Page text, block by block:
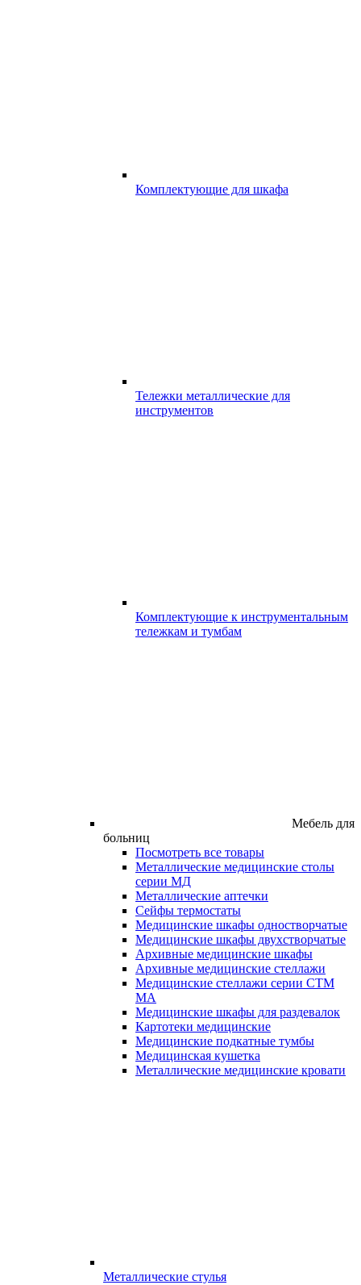
Комплектующие для шкафа
Тележки металлические для
инструментов
Комплектующие к инструментальным
тележкам и тумбам
Мебель для
больниц
Посмотреть все товары
Металлические медицинские столы
серии МД
Металлические аптечки
Сейфы термостаты
Медицинские шкафы одностворчатые
Медицинские шкафы двухстворчатые
Архивные медицинские шкафы
Архивные медицинские стеллажи
Медицинские стеллажи серии СТМ
МА
Медицинские шкафы для раздевалок
Картотеки медицинские
Медицинские подкатные тумбы
Медицинская кушетка
Металлические медицинские кровати
Металлические стулья